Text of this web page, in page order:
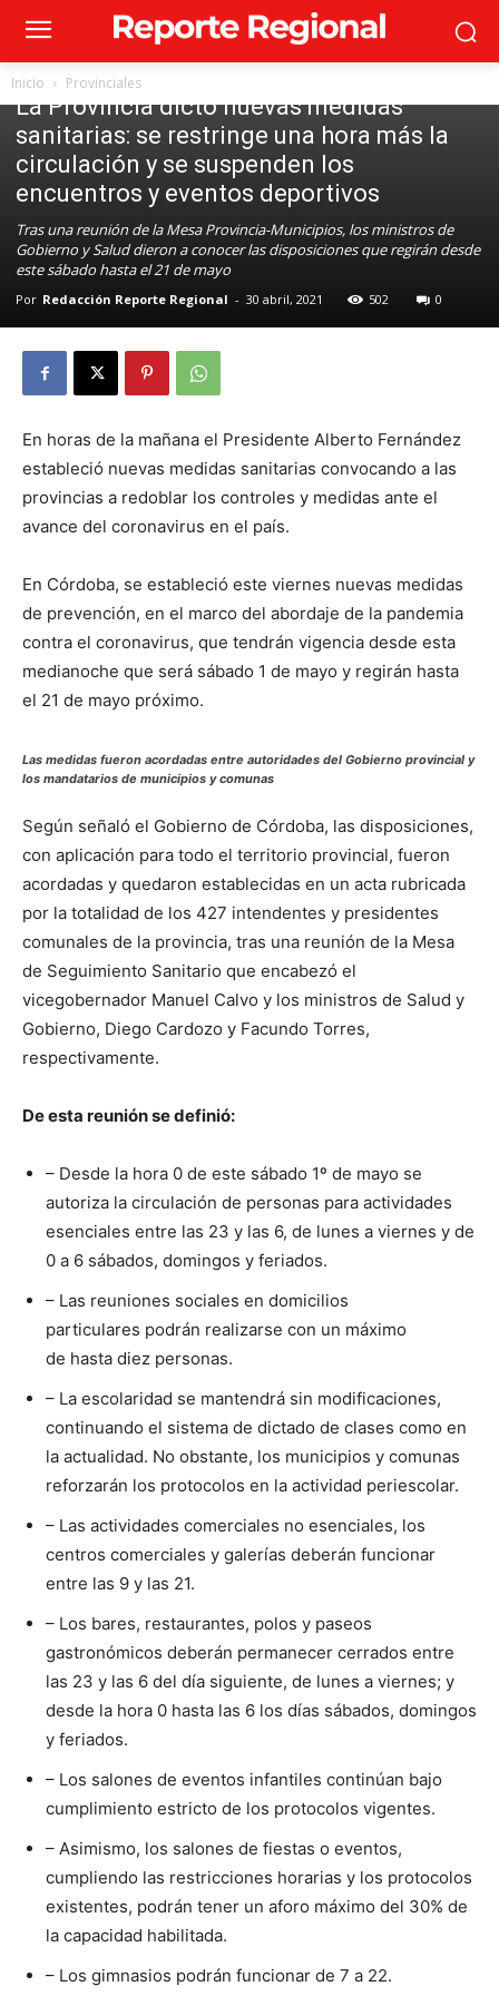
Inicio Provinciales
La Provincia dictó nuevas medidas
sanitarias: se restringe una hora más la
circulación y se suspenden los
encuentros y eventos deportivos
Tras una reunión de la Mesa Provincia-Municipios, los ministros de
Gobierno y Salud dieron a conocer las disposiciones que regirán desde
este sábado hasta el 21 de mayo
Por Redacción Reporte Regional - 30 abril, 2021 502 0
En horas de la mañana el Presidente Alberto Fernández
estableció nuevas medidas sanitarias convocando a las
provincias a redoblar los controles y medidas ante el
avance del coronavirus en el país.
En Córdoba, se estableció este viernes nuevas medidas
de prevención, en el marco del abordaje de la pandemia
contra el coronavirus, que tendrán vigencia desde esta
medianoche que será sábado 1 de mayo y regirán hasta
el 21 de mayo próximo.
Las medidas fueron acordadas entre autoridades del Gobierno provincial y
los mandatarios de municipios y comunas
Según señaló el Gobierno de Córdoba, las disposiciones,
con aplicación para todo el territorio provincial, fueron
acordadas y quedaron establecidas en un acta rubricada
por la totalidad de los 427 intendentes y presidentes
comunales de la provincia, tras una reunión de la Mesa
de Seguimiento Sanitario que encabezó el
vicegobernador Manuel Calvo y los ministros de Salud y
Gobierno, Diego Cardozo y Facundo Torres,
respectivamente.
De esta reunión se definió:
– Desde la hora 0 de este sábado 1º de mayo se
autoriza la circulación de personas para actividades
esenciales entre las 23 y las 6, de lunes a viernes y de
0 a 6 sábados, domingos y feriados.
– Las reuniones sociales en domicilios
particulares podrán realizarse con un máximo
de hasta diez personas.
– La escolaridad se mantendrá sin modificaciones,
continuando el sistema de dictado de clases como en
la actualidad. No obstante, los municipios y comunas
reforzarán los protocolos en la actividad periescolar.
– Las actividades comerciales no esenciales, los
centros comerciales y galerías deberán funcionar
entre las 9 y las 21.
– Los bares, restaurantes, polos y paseos
gastronómicos deberán permanecer cerrados entre
las 23 y las 6 del día siguiente, de lunes a viernes; y
desde la hora 0 hasta las 6 los días sábados, domingos
y feriados.
– Los salones de eventos infantiles continúan bajo
cumplimiento estricto de los protocolos vigentes.
– Asimismo, los salones de fiestas o eventos,
cumpliendo las restricciones horarias y los protocolos
existentes, podrán tener un aforo máximo del 30% de
la capacidad habilitada.
– Los gimnasios podrán funcionar de 7 a 22.